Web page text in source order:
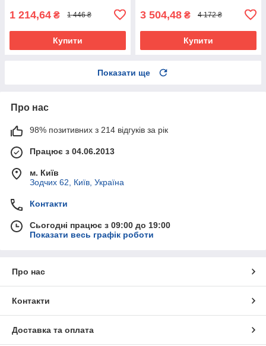
1 214,64 ₴ 1 446 ₴
Купити
3 504,48 ₴ 4 172 ₴
Купити
Показати ще
Про нас
98% позитивних з 214 відгуків за рік
Працює з 04.06.2013
м. Київ
Зодчих 62, Київ, Україна
Контакти
Сьогодні працює з 09:00 до 19:00
Показати весь графік роботи
Про нас
Контакти
Доставка та оплата